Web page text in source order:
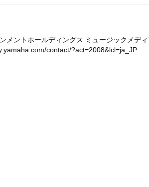
メントホールディングス ミュージックメデ
contact/?act=2008&lcl=ja_JP